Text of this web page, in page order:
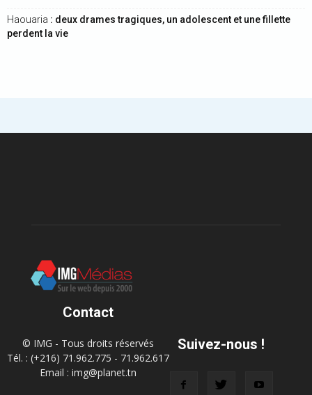
Haouaria : deux drames tragiques, un adolescent et une fillette
perdent la vie
Contact
© IMG - Tous droits réservés
Tél. : (+216) 71.962.775 - 71.962.617
Email : img@planet.tn
Suivez-nous !